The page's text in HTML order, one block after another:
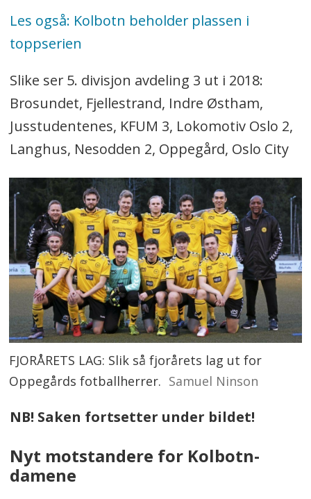
Les også: Kolbotn beholder plassen i
toppserien
Slike ser 5. divisjon avdeling 3 ut i 2018:
Brosundet, Fjellestrand, Indre Østham,
Jusstudentenes, KFUM 3, Lokomotiv Oslo 2,
Langhus, Nesodden 2, Oppegård, Oslo City
FJORÅRETS LAG: Slik så fjorårets lag ut for
Oppegårds fotballherrer. Samuel Ninson
NB! Saken fortsetter under bildet!
Nyt motstandere for Kolbotn-
damene